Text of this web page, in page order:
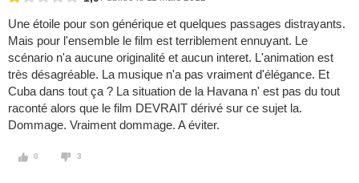
Une étoile pour son générique et quelques passages distrayants.
Mais pour l'ensemble le film est terriblement ennuyant. Le
scénario n'a aucune originalité et aucun interet. L'animation est
très désagréable. La musique n'a pas vraiment d'élégance. Et
Cuba dans tout ça ? La situation de la Havana n' est pas du tout
raconté alors que le film DEVRAIT dérivé sur ce sujet la.
Dommage. Vraiment dommage. A éviter.
0 3